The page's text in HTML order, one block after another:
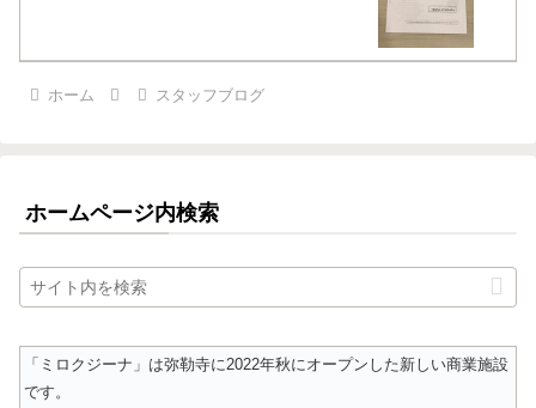
ホーム スタッフブログ
ホームページ内検索
「ミロクジーナ」は弥勒寺に2022年秋にオープンした新しい商業施設
です。